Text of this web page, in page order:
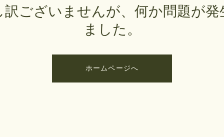
訳ございませんが、何か問題が発
ました。
ホームページへ